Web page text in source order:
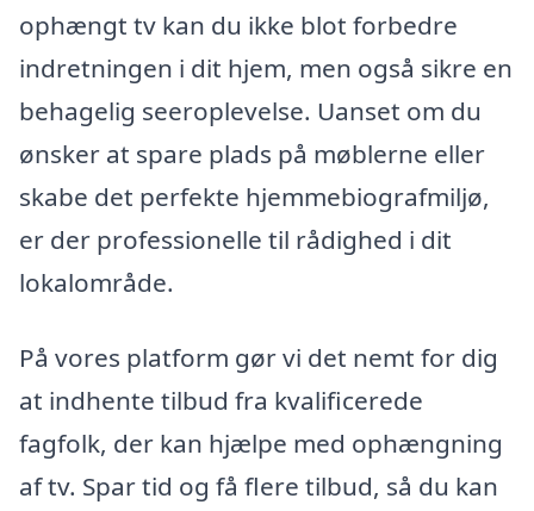
ophængt tv kan du ikke blot forbedre
indretningen i dit hjem, men også sikre en
behagelig seeroplevelse. Uanset om du
ønsker at spare plads på møblerne eller
skabe det perfekte hjemmebiografmiljø,
er der professionelle til rådighed i dit
lokalområde.
På vores platform gør vi det nemt for dig
at indhente tilbud fra kvalificerede
fagfolk, der kan hjælpe med ophængning
af tv. Spar tid og få flere tilbud, så du kan